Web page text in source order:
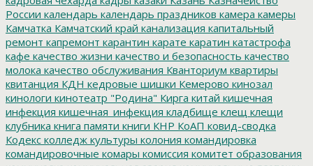
России календарь календарь праздников камера камеры
Камчатка Камчатский край канализация капитальный
ремонт капремонт карантин карате каратин катастрофа
кафе качество жизни качество и безопасность качество
молока качество обслуживания Кванториум квартиры
квитанция КДН кедровые шишки Кемерово кинозал
кинологи кинотеатр "Родина" Кирга китай кишечная
инфекция кишечная_инфекция кладбище клещ клещи
клубника книга памяти книги КНР КоАП ковид-сводка
Кодекс колледж культуры колония командировка
командировочные комары комиссия комитет образования